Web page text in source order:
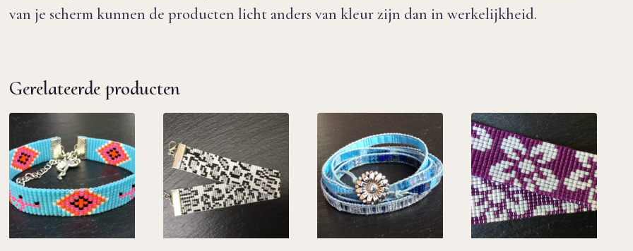
van je scherm kunnen de producten licht anders van kleur zijn dan in werkelijkheid.
Gerelateerde producten